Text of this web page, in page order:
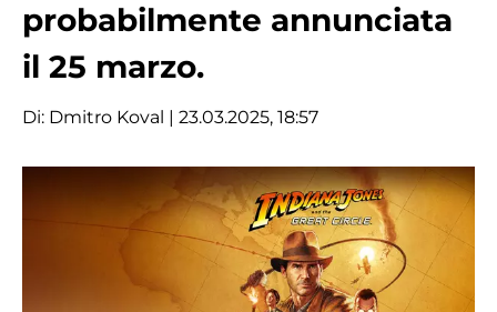
probabilmente annunciata
il 25 marzo.
Di: Dmitro Koval | 23.03.2025, 18:57